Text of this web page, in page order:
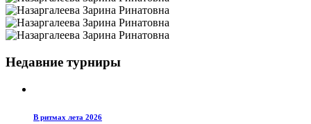
Недавние турниры
В ритмах лета 2026